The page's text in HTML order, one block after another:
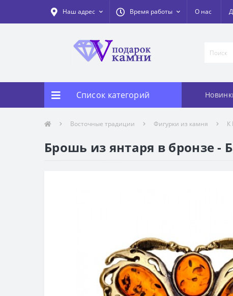
Наш адрес Время работы О нас
Список категорий
Восточные традиции Фигурки из камня К
Брошь из янтаря в бронзе -